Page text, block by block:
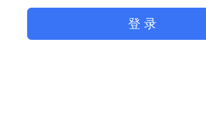
登 录